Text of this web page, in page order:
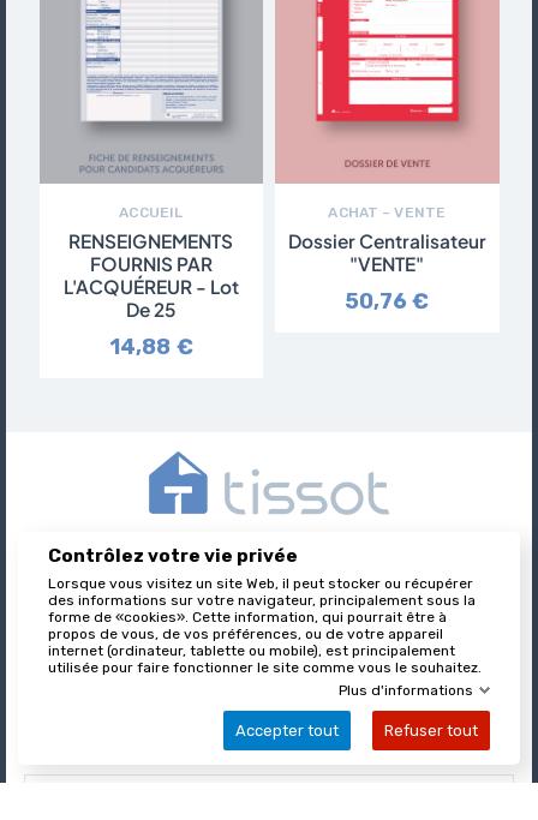
ACCUEIL
RENSEIGNEMENTS
FOURNIS PAR
L'ACQUÉREUR - Lot
De 25
14,88 €
ACHAT – VENTE
Dossier Centralisateur
"VENTE"
50,76 €
Tissot est l’éditeur des formulaires juridiques immobiliers,
nationalement reconnu et leader sur son marché.
À PROPOS DE TISSOT 
Contrôlez votre vie privée
Lorsque vous visitez un site Web, il peut stocker ou récupérer
des informations sur votre navigateur, principalement sous la
forme de «cookies». Cette information, qui pourrait être à
propos de vous, de vos préférences, ou de votre appareil
internet (ordinateur, tablette ou mobile), est principalement
utilisée pour faire fonctionner le site comme vous le souhaitez.
Plus d'informations
Accepter tout Refuser tout